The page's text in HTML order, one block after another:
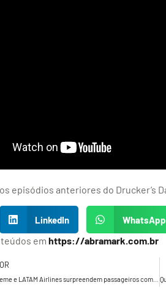
episódios anteriores do Drucker’s
LinkedIn WhatsApp
em https://abramark.com.br